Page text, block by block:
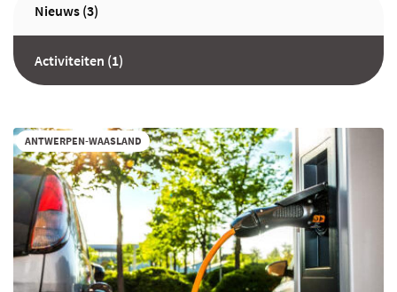
Nieuws (3)
Activiteiten (1)
ANTWERPEN-WAASLAND